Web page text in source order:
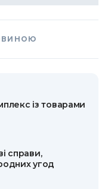
із товарами
справи,
угод